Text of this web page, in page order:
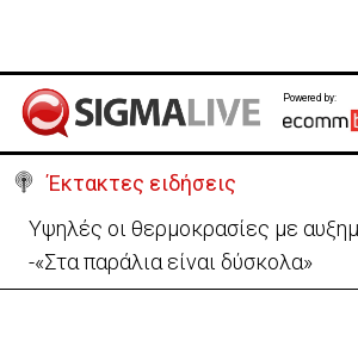
Powered by:
Έκτακτες ειδήσεις
Υψηλές οι θερμοκρασίες με
-«Στα παράλια είναι δύσκολα»